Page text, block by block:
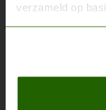
verzameld op
Scenery
Alles voor je
6533 KK